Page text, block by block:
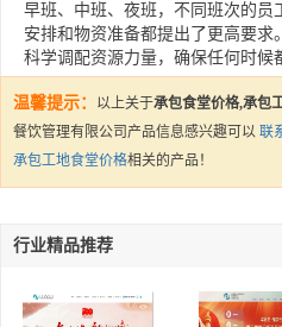
早班、中班、夜班，不同班次的
安排和物资准备都提出了更高要
科学调配资源力量，确保任何时
温馨提示： 以上关于承包食堂价格,承包
餐饮管理有限公司产品信息感兴趣可以 联
承包工地食堂价格相关的产品！
行业精品推荐